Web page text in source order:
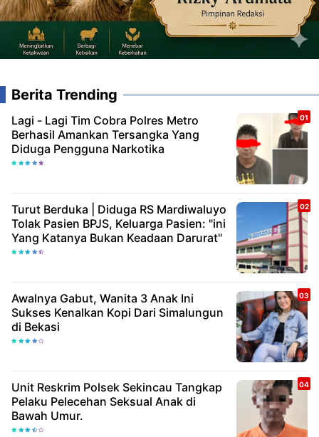
Berita Trending
Lagi - Lagi Tim Cobra Polres Metro
Berhasil Amankan Tersangka Yang
Diduga Pengguna Narkotika
Turut Berduka | Diduga RS Mardiwaluyo
Tolak Pasien BPJS, Keluarga Pasien: "ini
Yang Katanya Bukan Keadaan Darurat"
Awalnya Gabut, Wanita 3 Anak Ini
Sukses Kenalkan Kopi Dari Simalungun
di Bekasi
Unit Reskrim Polsek Sekincau Tangkap
Pelaku Pelecehan Seksual Anak di
Bawah Umur.